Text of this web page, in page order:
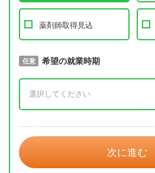
薬剤師取得見込
必須 取得予定年
任意 希望の就業時期
次に進む